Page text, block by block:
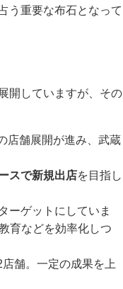
う重要な布石となって
開していますが、その
店舗展開が進み、武蔵
スで新規出店を目指し
ーゲットにしていま
育などを効率化しつ
舗。一定の成果を上